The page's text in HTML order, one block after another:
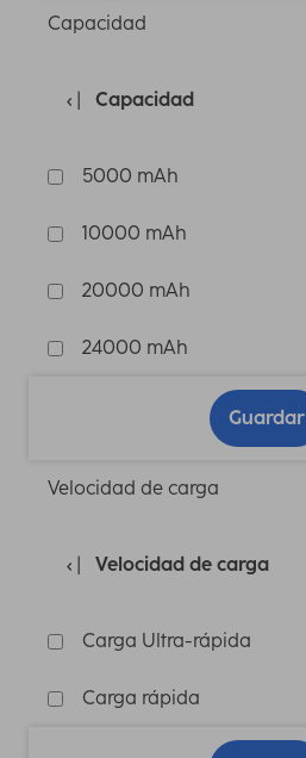
Capacidad
Capacidad
5000 mAh
10000 mAh
20000 mAh
24000 mAh
Guardar
Velocidad de carga
Velocidad de carga
Carga Ultra-rápida
Carga rápida